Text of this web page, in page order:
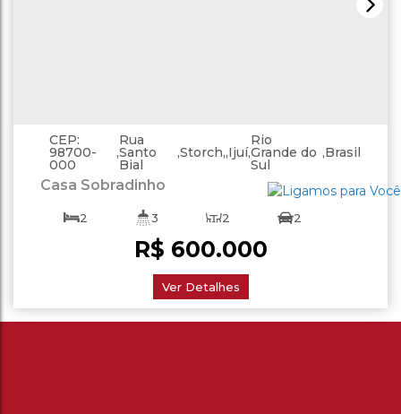
Casa Sobradinho
R$ 600.000
CEP:
98700-
000
,
Rua
Santo
Bial
,Storch ,Ijuí,
Rio
Grande do
Sul
,Brasil
2 3 2 2
362.40 m²
Ver Detalhes